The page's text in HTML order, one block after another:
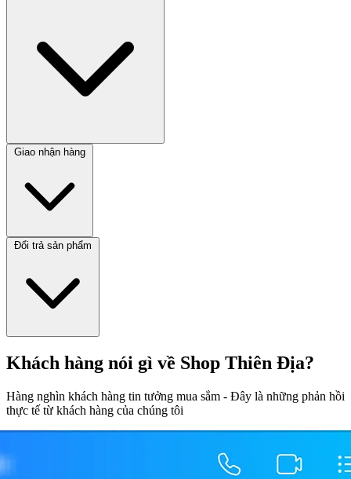
Giao nhận hàng
Đổi trả sản phẩm
Khách hàng nói gì về Shop Thiên Địa?
Hàng nghìn khách hàng tin tưởng mua sắm - Đây là những phản hồi
thực tế từ khách hàng của chúng tôi